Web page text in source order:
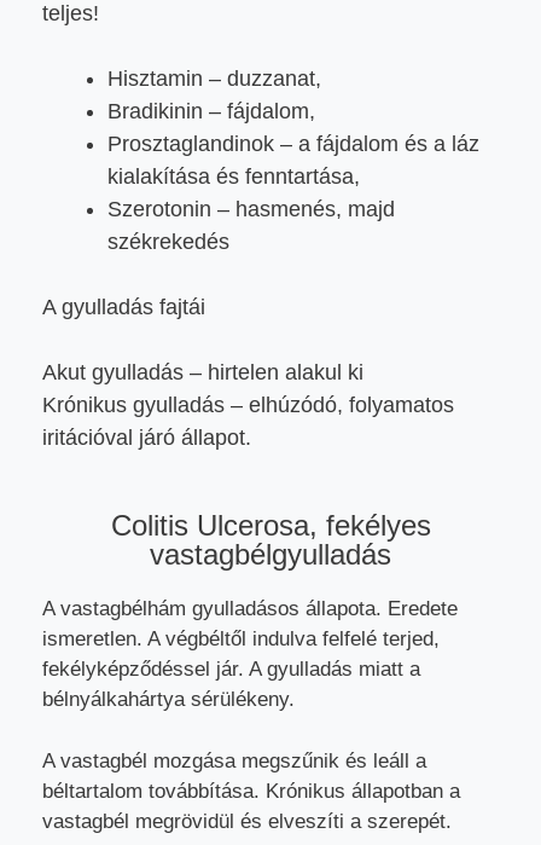
teljes!
Hisztamin – duzzanat,
Bradikinin – fájdalom,
Prosztaglandinok – a fájdalom és a láz
kialakítása és fenntartása,
Szerotonin – hasmenés, majd
székrekedés
A gyulladás fajtái
Akut gyulladás – hirtelen alakul ki
Krónikus gyulladás – elhúzódó, folyamatos
iritációval járó állapot.
Colitis Ulcerosa, fekélyes
vastagbélgyulladás
A vastagbélhám gyulladásos állapota. Eredete
ismeretlen. A végbéltől indulva felfelé terjed,
fekélyképződéssel jár. A gyulladás miatt a
bélnyálkahártya sérülékeny.
A vastagbél mozgása megszűnik és leáll a
béltartalom továbbítása. Krónikus állapotban a
vastagbél megrövidül és elveszíti a szerepét.